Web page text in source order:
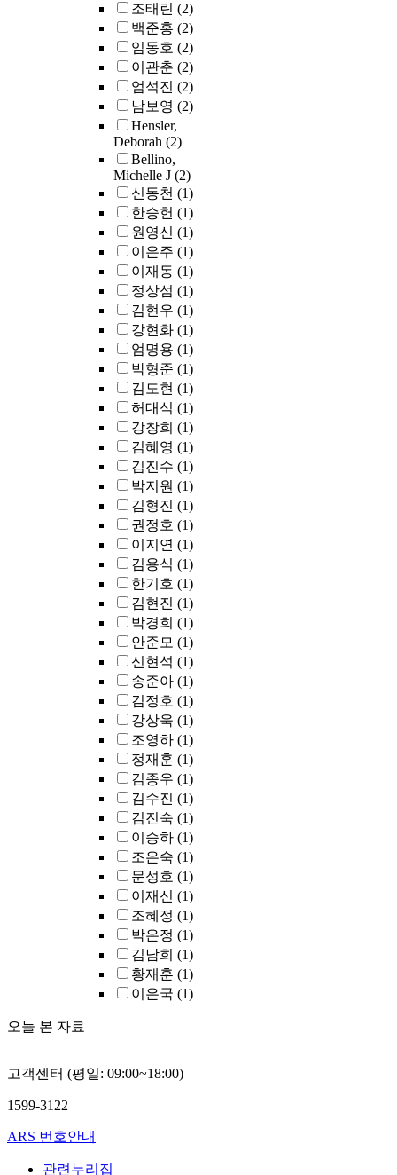
조태린 (2)
백준홍 (2)
임동호 (2)
이관춘 (2)
엄석진 (2)
남보영 (2)
Hensler,
Deborah (2)
Bellino,
Michelle J (2)
신동천 (1)
한승헌 (1)
원영신 (1)
이은주 (1)
이재동 (1)
정상섬 (1)
김현우 (1)
강현화 (1)
엄명용 (1)
박형준 (1)
김도현 (1)
허대식 (1)
강창희 (1)
김혜영 (1)
김진수 (1)
박지원 (1)
김형진 (1)
권정호 (1)
이지연 (1)
김용식 (1)
한기호 (1)
김현진 (1)
박경희 (1)
안준모 (1)
신현석 (1)
송준아 (1)
김정호 (1)
강상욱 (1)
조영하 (1)
정재훈 (1)
김종우 (1)
김수진 (1)
김진숙 (1)
이승하 (1)
조은숙 (1)
문성호 (1)
이재신 (1)
조혜정 (1)
박은정 (1)
김남희 (1)
황재훈 (1)
이은국 (1)
오늘 본 자료
고객센터 (평일: 09:00~18:00)
1599-3122
ARS 번호안내
관련누리집